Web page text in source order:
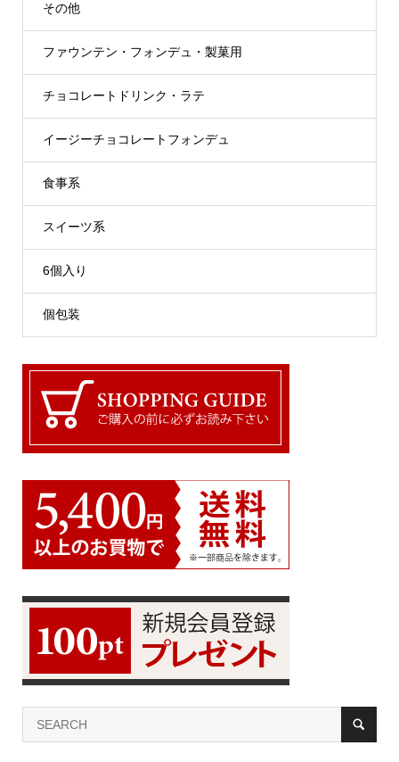
その他
ファウンテン・フォンデュ・製菓用
チョコレートドリンク・ラテ
イージーチョコレートフォンデュ
食事系
スイーツ系
6個入り
個包装